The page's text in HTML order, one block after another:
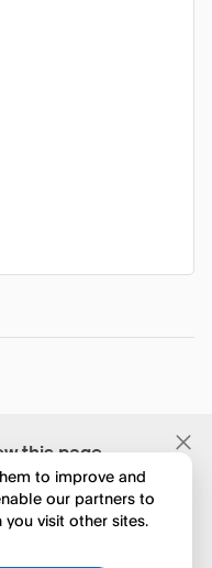
this page
to improve and
our partners to
visit other sites.